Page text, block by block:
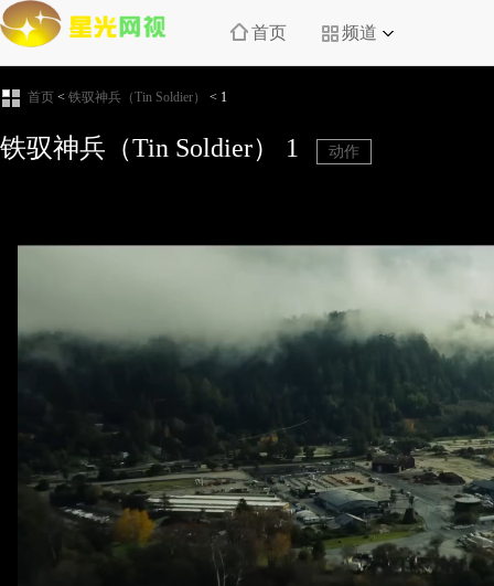
首页 频道
首页 < 铁驭神兵（Tin Soldier） < 1
铁驭神兵（Tin Soldier） 1 动作